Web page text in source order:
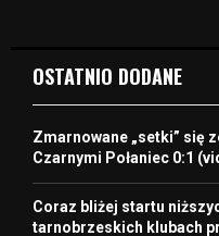
OSTATNIO DODANE
Zmarnowane „setki” się
Czarnymi Połaniec 0:1
Coraz bliżej startu
tarnobrzeskich klubach